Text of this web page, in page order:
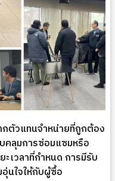
ตัวแทนจำหน่ายที่ถูกต้อง
คลุมการซ่อมแซมหรือ
เวลาที่กำหนด การมีรับ
นใจให้กับผู้ซื้อ